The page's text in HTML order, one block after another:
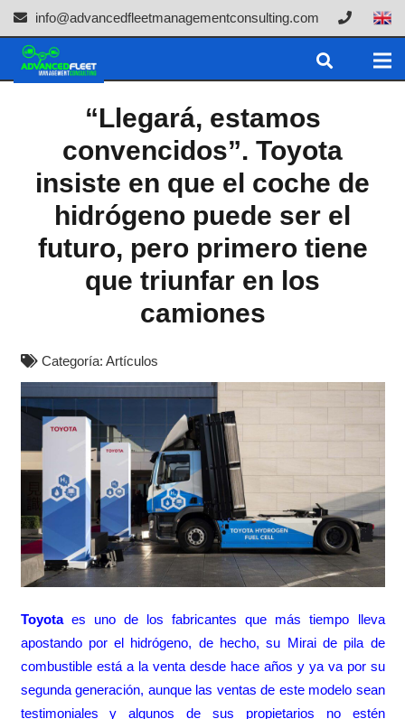
info@advancedfleetmanagementconsulting.com
“Llegará, estamos
convencidos”. Toyota
insiste en que el coche de
hidrógeno puede ser el
futuro, pero primero tiene
que triunfar en los
camiones
Categoría: Artículos
Toyotaes uno de los fabricantes que más tiempo lleva
apostando por el hidrógeno, de hecho, su Miraide pila de
combustible está a la venta desde hace años y ya va por su
segunda generación, aunque las ventas de este modelo sean
testimoniales y algunos de sus propietarios no estén